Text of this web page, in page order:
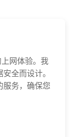
网体验。我
全而设计。
服务，确保您